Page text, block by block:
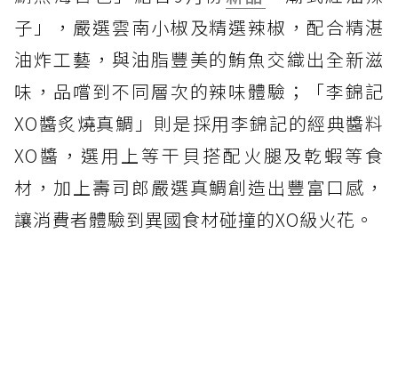
子」，嚴選雲南小椒及精選辣椒，配合精湛
油炸工藝，與油脂豐美的鮪魚交織出全新滋
味，品嚐到不同層次的辣味體驗；「李錦記
XO醬炙燒真鯛」則是採用李錦記的經典醬料
XO醬，選用上等干貝搭配火腿及乾蝦等食
材，加上壽司郎嚴選真鯛創造出豐富口感，
讓消費者體驗到異國食材碰撞的XO級火花。